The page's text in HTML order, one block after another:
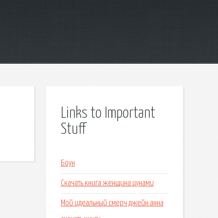
Links to Important
Stuff
Боун
Скачать книга женщина цунами
Мой идеальный смерч джейн анна